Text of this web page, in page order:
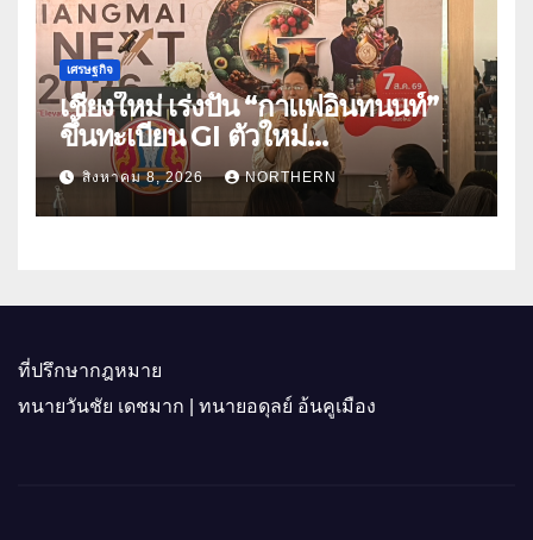
เศรษฐกิจ
เชียงใหม่ เร่งปั้น “กาแฟอินทนนท์”
ขึ้นทะเบียน GI ตัวใหม่
“CHIANGMAI GI NEXT 2026”
ติดอาวุธผู้ประกอบการ 100 ราย ดัน
สินค้าอัตลักษณ์สู่ตลาดพรีเมียม
สิงหาคม 8, 2026 NORTHERN
ที่ปรึกษากฎหมาย
ทนายวันชัย เดชมาก | ทนายอดุลย์ อ้นคูเมือง